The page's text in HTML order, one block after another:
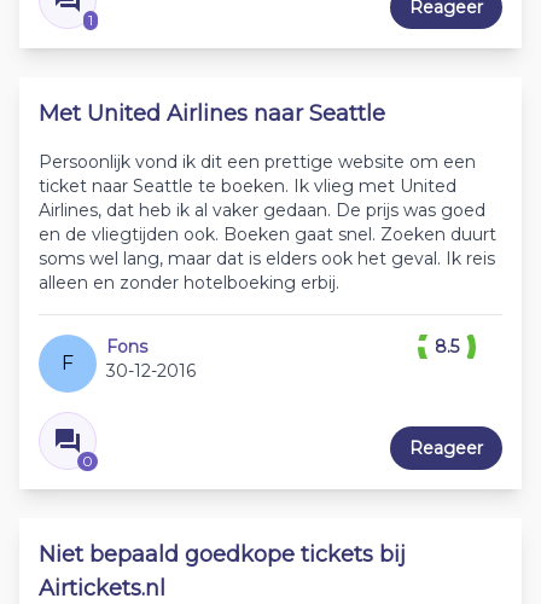
1
Reageer
Met United Airlines naar Seattle
Persoonlijk vond ik dit een prettige website om een
ticket naar Seattle te boeken. Ik vlieg met United
Airlines, dat heb ik al vaker gedaan. De prijs was goed
en de vliegtijden ook. Boeken gaat snel. Zoeken duurt
soms wel lang, maar dat is elders ook het geval. Ik reis
alleen en zonder hotelboeking erbij.
F
Fons
30-12-2016
0
8.5
Reageer
Niet bepaald goedkope tickets bij
Airtickets.nl